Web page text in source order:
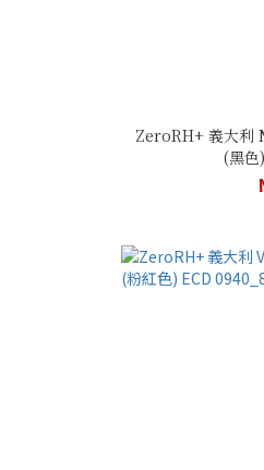
ZeroRH+ 義大利
(黑色